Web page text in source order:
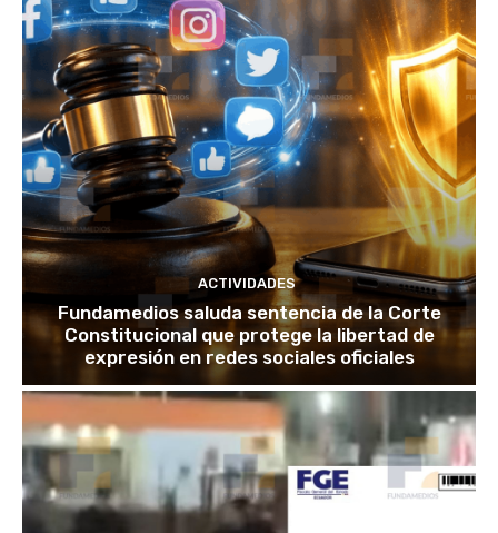
ACTIVIDADES
Fundamedios saluda sentencia de la Corte
Constitucional que protege la libertad de
expresión en redes sociales oficiales